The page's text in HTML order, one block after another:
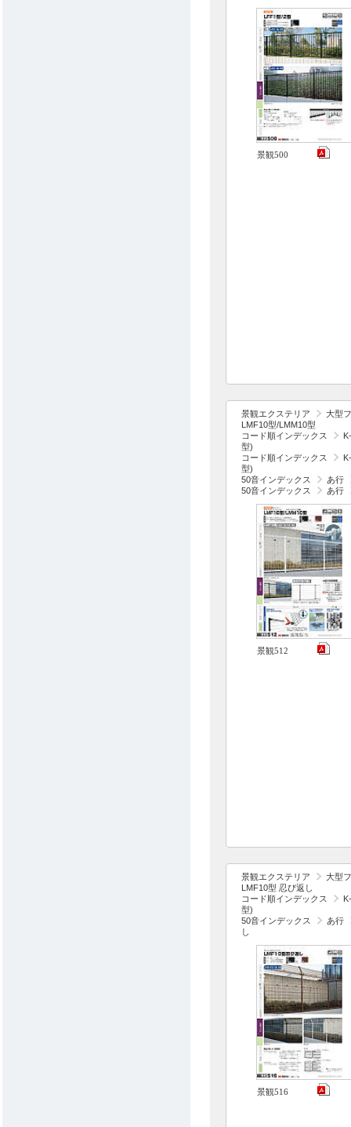
景観500
景観エクステリア
大型
LMF10型/LMM10型
コード順インデックス
型)
コード順インデックス
型)
50音インデックス
あ行
50音インデックス
あ行
景観512
景観エクステリア
大型
LMF10型 忍び返し
コード順インデックス
型)
50音インデックス
あ行
し
景観516